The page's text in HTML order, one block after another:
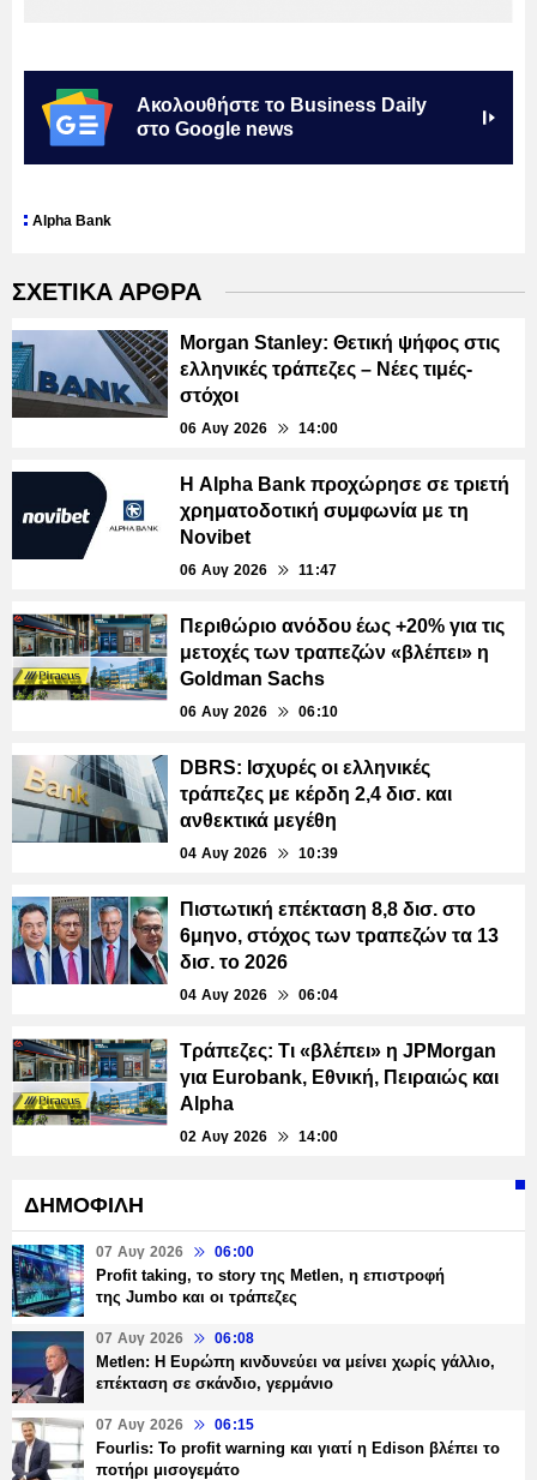
Ακολουθήστε το Business Daily
στο Google news
Alpha Bank
ΣΧΕΤΙΚΑ ΑΡΘΡΑ
Morgan Stanley: Θετική ψήφος στις
ελληνικές τράπεζες – Νέες τιμές-
στόχοι
06 Αυγ 2026 14:00
Η Alpha Bank προχώρησε σε τριετή
χρηματοδοτική συμφωνία με τη
Novibet
06 Αυγ 2026 11:47
Περιθώριο ανόδου έως +20% για τις
μετοχές των τραπεζών «βλέπει» η
Goldman Sachs
06 Αυγ 2026 06:10
DBRS: Ισχυρές οι ελληνικές
τράπεζες με κέρδη 2,4 δισ. και
ανθεκτικά μεγέθη
04 Αυγ 2026 10:39
Πιστωτική επέκταση 8,8 δισ. στο
6μηνο, στόχος των τραπεζών τα 13
δισ. το 2026
04 Αυγ 2026 06:04
Τράπεζες: Τι «βλέπει» η JPMorgan
για Eurobank, Εθνική, Πειραιώς και
Alpha
02 Αυγ 2026 14:00
ΔΗΜΟΦΙΛΗ
07 Αυγ 2026 06:00
Profit taking, το story της Metlen, η επιστροφή
της Jumbo και οι τράπεζες
07 Αυγ 2026 06:08
Metlen: Η Ευρώπη κινδυνεύει να μείνει χωρίς γάλλιο,
επέκταση σε σκάνδιο, γερμάνιο
07 Αυγ 2026 06:15
Fourlis: Το profit warning και γιατί η Edison βλέπει το
ποτήρι μισογεμάτο